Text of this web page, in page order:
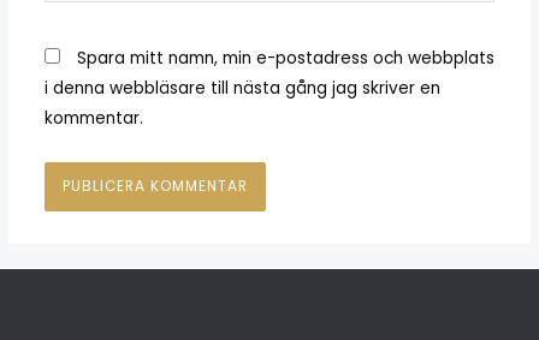
Spara mitt namn, min e-postadress och webbplats
i denna webbläsare till nästa gång jag skriver en
kommentar.